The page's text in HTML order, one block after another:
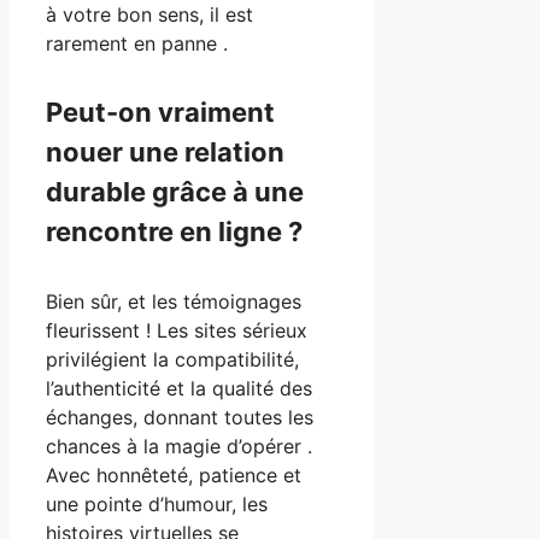
à votre bon sens, il est
rarement en panne .
Peut-on vraiment
nouer une relation
durable grâce à une
rencontre en ligne ?
Bien sûr, et les témoignages
fleurissent ! Les sites sérieux
privilégient la compatibilité,
l’authenticité et la qualité des
échanges, donnant toutes les
chances à la magie d’opérer .
Avec honnêteté, patience et
une pointe d’humour, les
histoires virtuelles se